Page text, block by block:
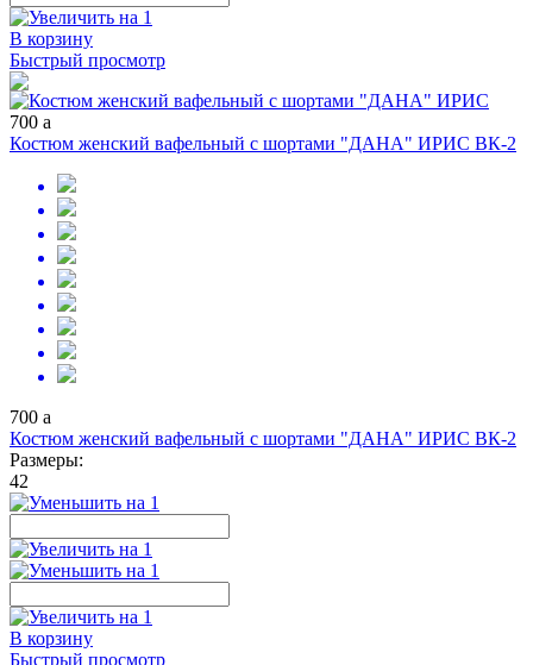
В корзину
Быстрый просмотр
700 a
Костюм женский вафельный с шортами "ДАНА" ИРИС ВК-2
700 a
Костюм женский вафельный с шортами "ДАНА" ИРИС ВК-2
Размеры:
42
В корзину
Быстрый просмотр